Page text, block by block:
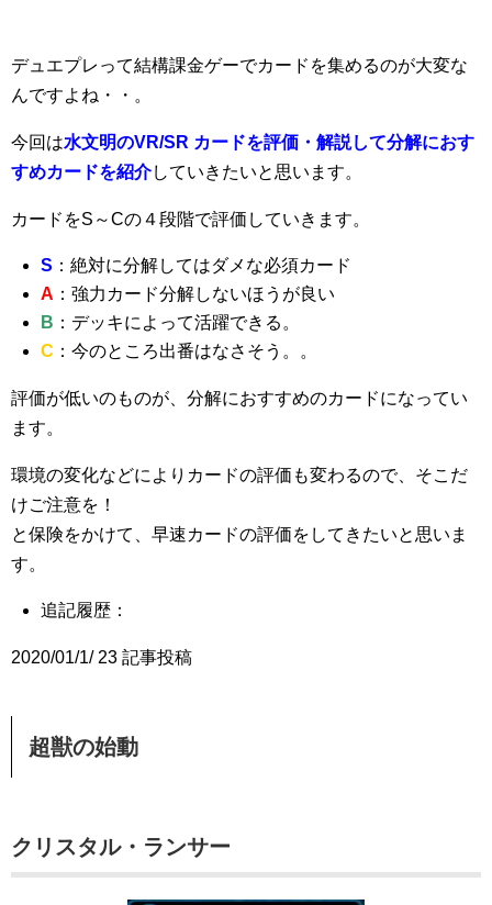
デュエプレって結構課金ゲーでカードを集めるのが大変な
んですよね・・。
今回は水文明のVR/SR カードを評価・解説して分解におす
すめカードを紹介していきたいと思います。
カードをS～Cの４段階で評価していきます。
S ：絶対に分解してはダメな必須カード
A ：強力カード分解しないほうが良い
B ：デッキによって活躍できる。
C ：今のところ出番はなさそう。。
評価が低いのものが、分解におすすめのカードになってい
ます。
環境の変化などによりカードの評価も変わるので、そこだ
けご注意を！
と保険をかけて、早速カードの評価をしてきたいと思いま
す。
追記履歴：
2020/01/1/ 23 記事投稿
超獣の始動
クリスタル・ランサー